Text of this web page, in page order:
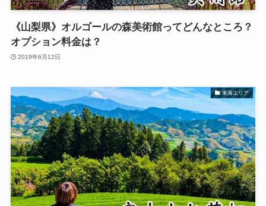
《山梨県》オルゴールの森美術館ってどんなところ？
オプション料金は？
2019年6月12日
東海エリア